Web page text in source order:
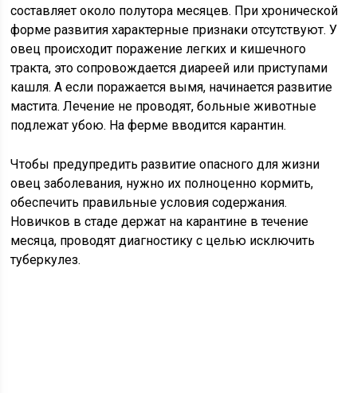
составляет около полутора месяцев. При хронической
форме развития характерные признаки отсутствуют. У
овец происходит поражение легких и кишечного
тракта, это сопровождается диареей или приступами
кашля. А если поражается вымя, начинается развитие
мастита. Лечение не проводят, больные животные
подлежат убою. На ферме вводится карантин.
Чтобы предупредить развитие опасного для жизни
овец заболевания, нужно их полноценно кормить,
обеспечить правильные условия содержания.
Новичков в стаде держат на карантине в течение
месяца, проводят диагностику с целью исключить
туберкулез.